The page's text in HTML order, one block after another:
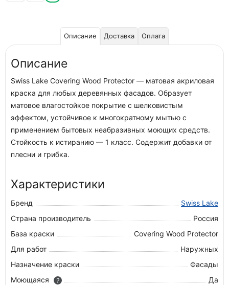
Описание Доставка Оплата
Описание
Swiss Lake Covering Wood Protector — матовая акриловая
краска для любых деревянных фасадов. Образует
матовое влагостойкое покрытие с шелковистым
эффектом, устойчивое к многократному мытью с
применением бытовых неабразивных моющих средств.
Стойкость к истиранию — 1 класс. Содержит добавки от
плесни и грибка.
Характеристики
Бренд
Swiss Lake
Страна производитель
Россия
База краски
Covering Wood Protector
Для работ
Наружных
Назначение краски
Фасады
Моющаяся
?
Да